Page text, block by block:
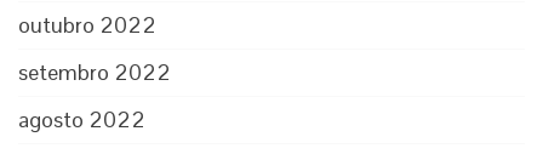
outubro 2022
setembro 2022
agosto 2022